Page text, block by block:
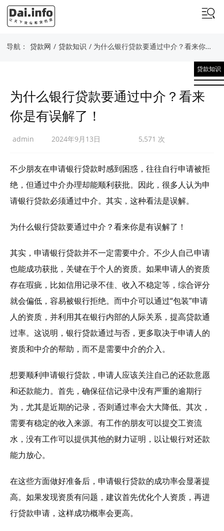
导航： 贷款网 / 贷款知识 / 为什么银行贷款要通过中介？看来你是有误解了！
贷款知识
为什么银行贷款要通过中介？看来
你是有误解了！
admin 2024年9月13日 5,571 次
不少朋友在申请银行贷款时感到困惑，往往自行申请被拒
绝，但通过中介办理却能顺利获批。因此，很多人认为申
请银行贷款必须通过中介。其实，这种看法是误解。
为什么银行贷款要通过中介？看来你是有误解了！
其实，申请银行贷款并不一定需要中介。不少人自己申请
也能成功获批，关键在于个人的资质。如果申请人的资质
存在瑕疵，比如信用记录不佳、收入不稳定等，综合评分
就会偏低，容易被银行拒绝。而中介可以通过“包装”申请
人的资质，并利用其在银行内部的人际关系，提高贷款通
过率。这说明，银行贷款通过与否，更多取决于申请人的
资质和中介的帮助，而不是需要中介的介入。
想要顺利申请银行贷款，申请人应该关注自己的还款意愿
和还款能力。首先，确保征信记录中没有严重的逾期行
为，尤其是近期的记录，否则通过率会大大降低。其次，
需要有稳定的收入来源。有工作的朋友可以提交工资流
水，没有工作可以提供其他的财力证明，以让银行对还款
能力放心。
在这些方面做好准备后，申请银行贷款的成功率会显著提
高。如果发现资质有问题，建议首先优化个人资质，再进
行贷款申请，这样成功概率会更高。